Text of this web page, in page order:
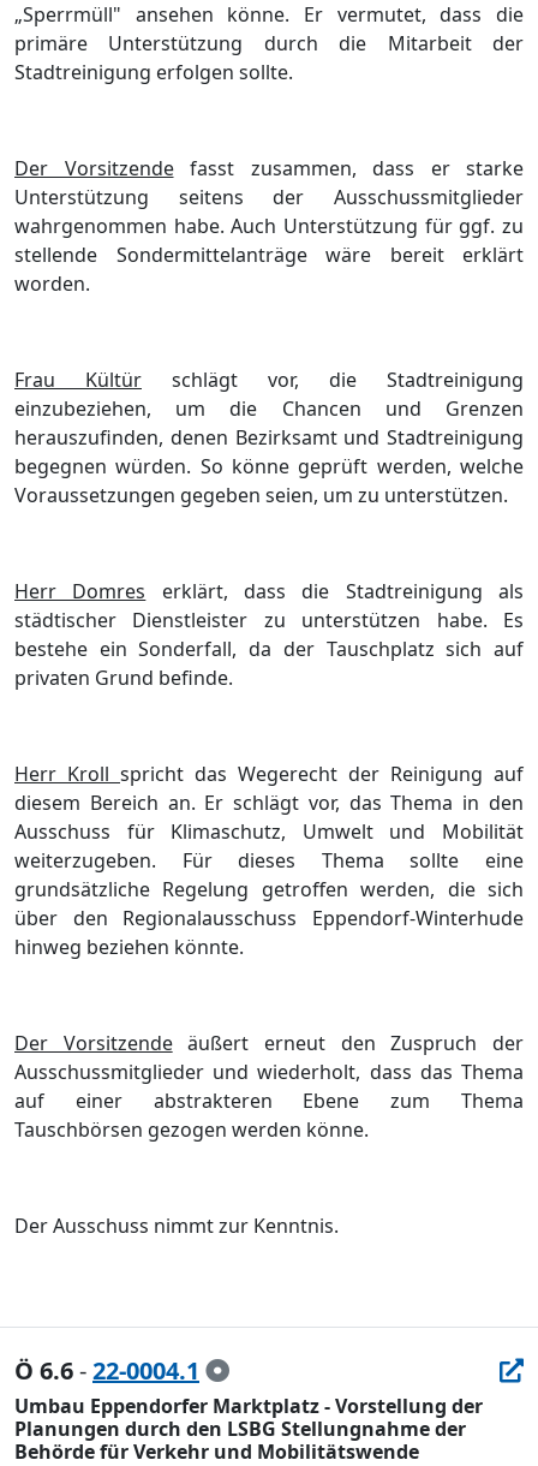
„Sperrmüll" ansehen könne. Er vermutet, dass die
primäre Unterstützung durch die Mitarbeit der
Stadtreinigung erfolgen sollte.
Der Vorsitzendefasst zusammen, dass er starke
Unterstützung seitens der Ausschussmitglieder
wahrgenommen habe. Auch Unterstützung für ggf. zu
stellende Sondermittelanträge wäre bereit erklärt
worden.
Frau Kültür schlägt vor, die Stadtreinigung
einzubeziehen, um die Chancen und Grenzen
herauszufinden, denen Bezirksamt und Stadtreinigung
begegnen würden. So könne geprüft werden, welche
Voraussetzungen gegeben seien, um zu unterstützen.
Herr Domres erklärt, dass die Stadtreinigung als
städtischer Dienstleister zu unterstützen habe. Es
bestehe ein Sonderfall, da der Tauschplatz sich auf
privaten Grund befinde.
Herr Kroll spricht das Wegerecht der Reinigung auf
diesem Bereich an. Er schlägt vor, das Thema in den
Ausschuss für Klimaschutz, Umwelt und Mobilität
weiterzugeben. Für dieses Thema sollte eine
grundsätzliche Regelung getroffen werden, die sich
über den Regionalausschuss Eppendorf-Winterhude
hinweg beziehen könnte.
Der Vorsitzendeäußert erneut den Zuspruch der
Ausschussmitglieder und wiederholt, dass das Thema
auf einer abstrakteren Ebene zum Thema
Tauschbörsen gezogen werden könne.
Der Ausschuss nimmt zur Kenntnis.
Ö 6.6-22-0004.1
Umbau Eppendorfer Marktplatz - Vorstellung der
Planungen durch den LSBG Stellungnahme der
Behörde für Verkehr und Mobilitätswende